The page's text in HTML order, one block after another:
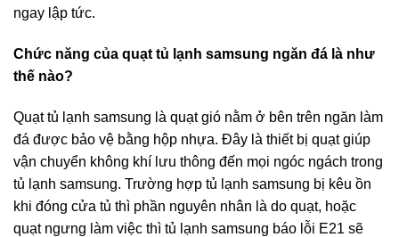
ngay lập tức.
Chức năng của quạt tủ lạnh samsung ngăn đá là như
thế nào?
Quạt tủ lạnh samsung là quạt gió nằm ở bên trên ngăn làm
đá được bảo vệ bằng hộp nhựa. Đây là thiết bị quạt giúp
vận chuyển không khí lưu thông đến mọi ngóc ngách trong
tủ lạnh samsung. Trường hợp tủ lạnh samsung bị kêu ồn
khi đóng cửa tủ thì phần nguyên nhân là do quạt, hoặc
quạt ngưng làm việc thì tủ lạnh samsung báo lỗi E21 sẽ